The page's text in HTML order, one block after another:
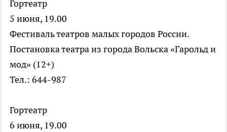
Гортеатр
5 июня, 19.00
Фестиваль театров малых городов России.
Постановка театра из города Вольска «Гарольд и
мод» (12+)
Тел.: 644-987
Гортеатр
6 июня, 19.00